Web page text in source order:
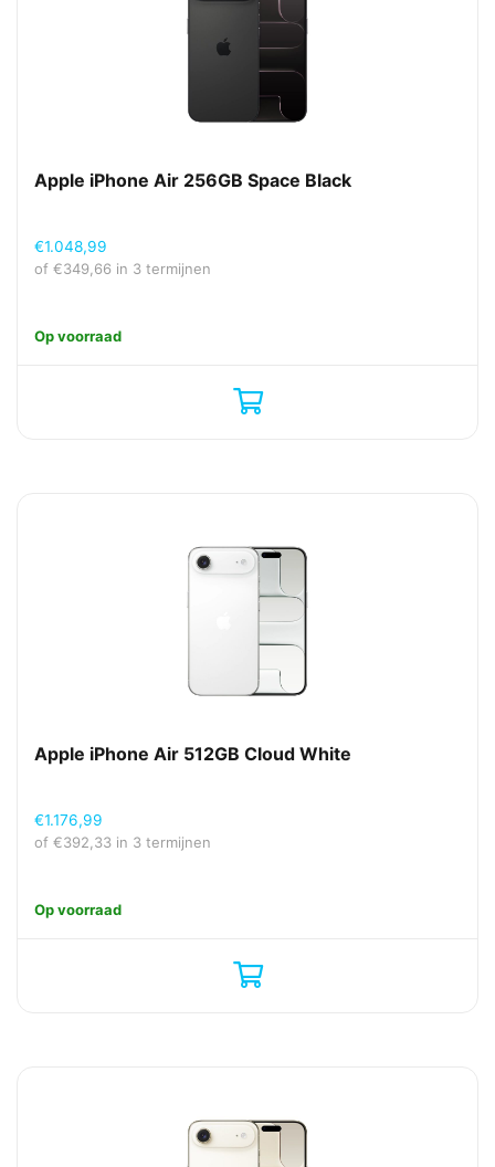
Apple iPhone Air 256GB Space Black
€1.048,99
of €349,66 in 3 termijnen
Op voorraad
Apple iPhone Air 512GB Cloud White
€1.176,99
of €392,33 in 3 termijnen
Op voorraad